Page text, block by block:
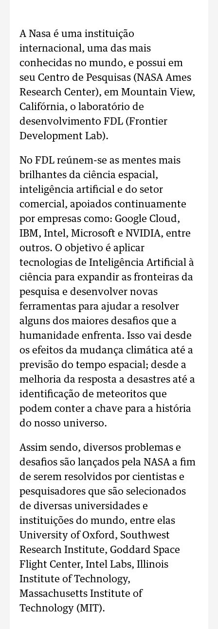
A Nasa é uma instituição
internacional, uma das mais
conhecidas no mundo, e possui em
seu Centro de Pesquisas (NASA Ames
Research Center), em Mountain View,
Califórnia, o laboratório de
desenvolvimento FDL (Frontier
Development Lab).
No FDL reúnem-se as mentes mais
brilhantes da ciência espacial,
inteligência artificial e do setor
comercial, apoiados continuamente
por empresas como: Google Cloud,
IBM, Intel, Microsoft e NVIDIA, entre
outros. O objetivo é aplicar
tecnologias de Inteligência Artificial à
ciência para expandir as fronteiras da
pesquisa e desenvolver novas
ferramentas para ajudar a resolver
alguns dos maiores desafios que a
humanidade enfrenta. Isso vai desde
os efeitos da mudança climática até a
previsão do tempo espacial; desde a
melhoria da resposta a desastres até a
identificação de meteoritos que
podem conter a chave para a história
do nosso universo.
Assim sendo, diversos problemas e
desafios são lançados pela NASA a fim
de serem resolvidos por cientistas e
pesquisadores que são selecionados
de diversas universidades e
instituições do mundo, entre elas
University of Oxford, Southwest
Research Institute, Goddard Space
Flight Center, Intel Labs, Illinois
Institute of Technology,
Massachusetts Institute of
Technology (MIT).